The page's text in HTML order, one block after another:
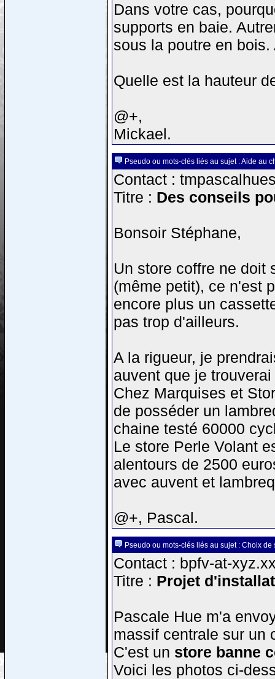
Dans votre cas,
supports en baie.
sous la poutre en
Quelle est la hauteur
@+,
Mickael.
Pseudo ou mots-clés liés au sujet : Aide au
Contact :
Titre : Des conseils
Bonsoir Stéphane,
Un store coffre ne doit
(même petit), ce n'est
encore plus un
pas trop d'ailleurs.
A la rigueur, je
auvent que je
Chez Marquises et
de posséder un
chaine testé 60000
Le store Perle Volant
alentours de 2500
avec auvent et
@+, Pascal.
Pseudo ou mots-clés liés au sujet : Choix de
Contact : bpfv-at-
Titre : Projet
Pascale Hue m'a
massif centrale sur un
C'est un store banne
Voici les photos ci-